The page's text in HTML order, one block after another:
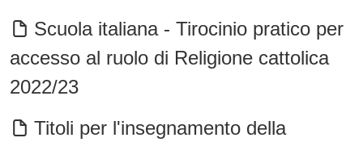
Scuola italiana - Tirocinio pratico per
accesso al ruolo di Religione cattolica
2022/23
Titoli per l'insegnamento della